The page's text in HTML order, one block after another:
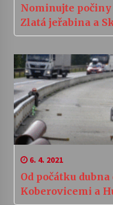
Nominujte počiny
Zlatá jeřabina a
6. 4. 2021
Od počátku
Koberovicemi a